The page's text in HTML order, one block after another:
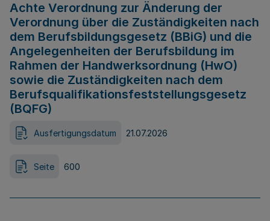
Achte Verordnung zur Änderung der
Verordnung über die Zuständigkeiten nach
dem Berufsbildungsgesetz (BBiG) und die
Angelegenheiten der Berufsbildung im
Rahmen der Handwerksordnung (HwO)
sowie die Zuständigkeiten nach dem
Berufsqualifikationsfeststellungsgesetz
(BQFG)
Ausfertigungsdatum 21.07.2026
Seite 600